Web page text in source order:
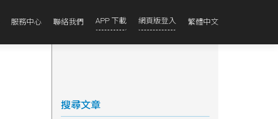
服務中心 聯絡我們 APP 下載 網頁版登入 繁體中文
搜尋文章